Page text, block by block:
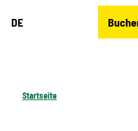
DE
Startseite